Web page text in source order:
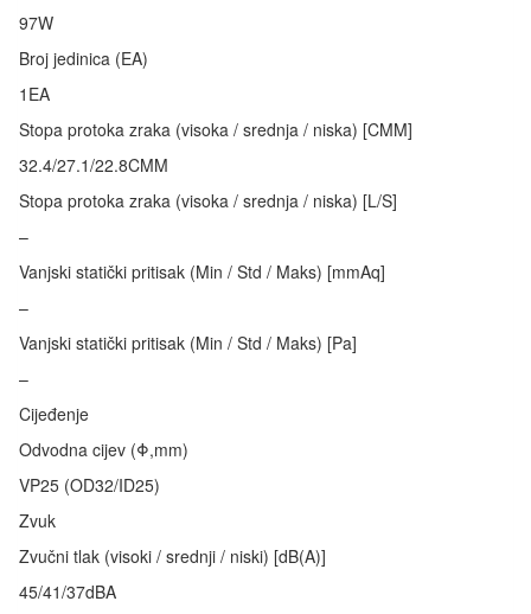
97W
Broj jedinica (EA)
1EA
Stopa protoka zraka (visoka / srednja / niska) [CMM]
32.4/27.1/22.8CMM
Stopa protoka zraka (visoka / srednja / niska) [L/S]
–
Vanjski statički pritisak (Min / Std / Maks) [mmAq]
–
Vanjski statički pritisak (Min / Std / Maks) [Pa]
–
Cijeđenje
Odvodna cijev (Φ,mm)
VP25 (OD32/ID25)
Zvuk
Zvučni tlak (visoki / srednji / niski) [dB(A)]
45/41/37dBA